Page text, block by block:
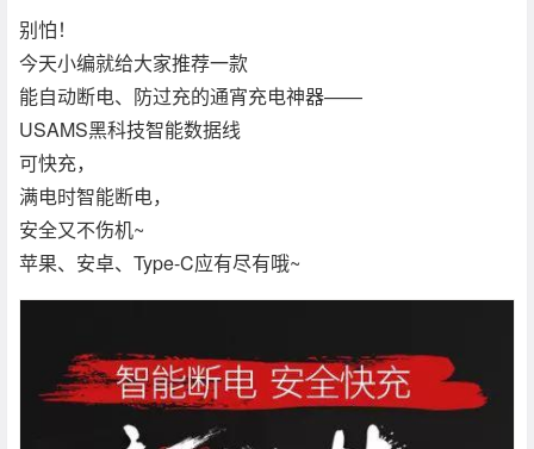
别怕！
今天小编就给大家推荐一款
能自动断电、防过充的通宵充电神器——
USAMS黑科技智能数据线
可快充，
满电时智能断电，
安全又不伤机~
苹果、安卓、Type-C应有尽有哦~